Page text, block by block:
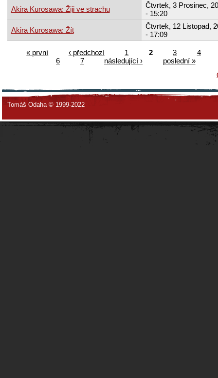
Akira Kurosawa: Žiji ve strachu
Čtvrtek, 3 Prosinec,
- 15:20
Akira Kurosawa: Žít
Čtvrtek, 12 Listopad,
- 17:09
« první ‹ předchozí 1 2 3
4
6
7 následující ›
poslední »
Tomáš Odaha © 1999-2022